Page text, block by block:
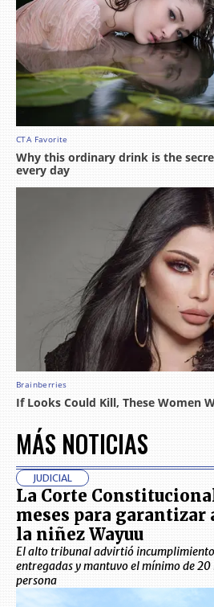
MÁS NOTICIAS
JUDICIAL
La Corte
meses para garantizar
la niñez Wayuu
El alto tribunal advirtió
entregadas y mantuvo el mínimo de
persona